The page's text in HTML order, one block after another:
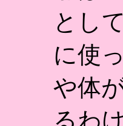
とし
に使
や体
るわ